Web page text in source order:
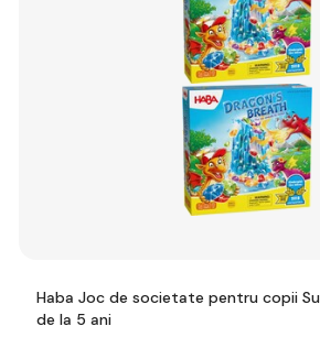
Haba Joc de societate pentru copii
de la 5 ani